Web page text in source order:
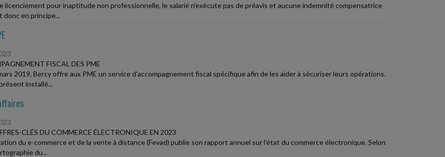
licenciement pour inaptitude non professionnelle, le salarié n'exécute pas de préavis et aucune indemnité compensatrice
donc en principe...
FISCAL DES PME
2019, Bercy offre aux PME un service d'accompagnement fiscal spécifique afin de les aider à sécuriser leurs opérations.
installé...
CLÉS DU COMMERCE ÉLECTRONIQUE EN 2023
du e-commerce et de la vente à distance (Fevad) publie son rapport annuel sur l'état du commerce électronique. Selon
du...